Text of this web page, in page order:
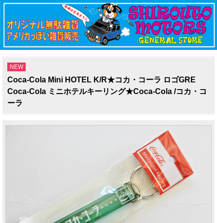
NEW
Coca-Cola Mini HOTEL K/R★コカ・コーラ ロゴGRE
Coca-Cola ミニホテルキーリング★Coca-Cola /コカ・コ
ーラ